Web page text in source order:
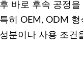
바로 후속 공정을
히 OEM, ODM
분이나 사용 조건